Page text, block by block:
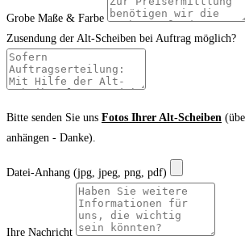
Grobe Maße & Farbe
Zusendung der Alt-Scheiben bei Auftrag möglich?
Bitte senden Sie uns Fotos Ihrer Alt-Scheiben
anhängen - Danke).
Datei-Anhang (jpg, jpeg, png, pdf)
Ihre Nachricht